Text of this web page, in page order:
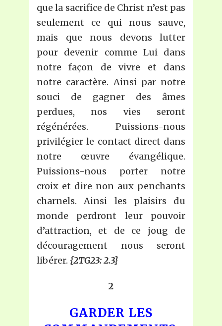
que la sacrifice de Christ n’est pas
seulement ce qui nous sauve,
mais que nous devons lutter
pour devenir comme Lui dans
notre façon de vivre et dans
notre caractère. Ainsi par notre
souci de gagner des âmes
perdues, nos vies seront
régénérées. Puissions-nous
privilégier le contact direct dans
notre œuvre évangélique.
Puissions-nous porter notre
croix et dire non aux penchants
charnels. Ainsi les plaisirs du
monde perdront leur pouvoir
d’attraction, et de ce joug de
découragement nous seront
libérer. {2TG23: 2.3}
2
GARDER LES